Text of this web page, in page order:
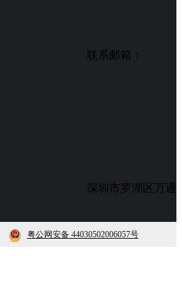
联系邮箱：
深圳市罗湖区万通
粤公网安备 44030502006057号